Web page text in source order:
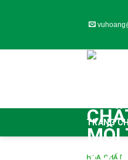
TRANG
HÓA CHẤT